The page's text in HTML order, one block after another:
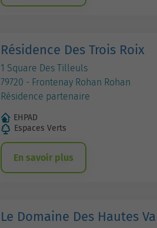
Résidence Des Trois Roix
1 Square Des Tilleuls
79720 - Frontenay Rohan Rohan
Résidence partenaire
EHPAD
Espaces Verts
En savoir plus
Le Domaine Des Hautes